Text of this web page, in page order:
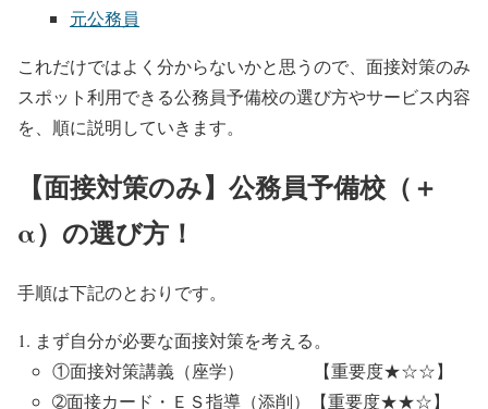
元公務員
これだけではよく分からないかと思うので、面接対策のみ
スポット利用できる公務員予備校の選び方やサービス内容
を、順に説明していきます。
【面接対策のみ】公務員予備校（＋
α）の選び方！
手順は下記のとおりです。
まず自分が必要な面接対策を考える。
①面接対策講義（座学） 【重要度★☆☆】
➁面接カード・ＥＳ指導（添削）【重要度★★☆】